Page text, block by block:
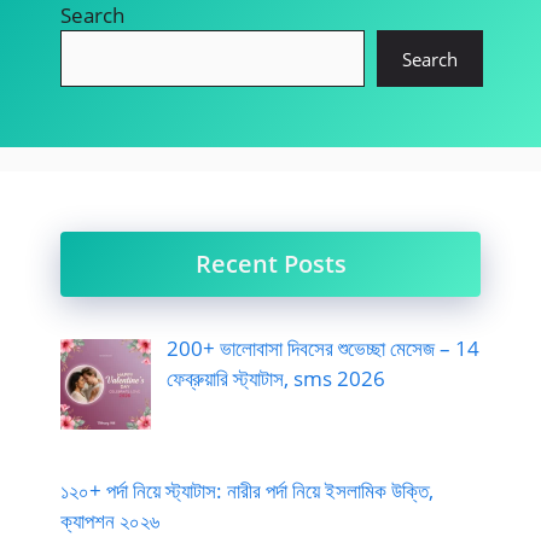
Search
Search
Recent Posts
200+ ভালোবাসা দিবসের শুভেচ্ছা মেসেজ – 14
ফেব্রুয়ারি স্ট্যাটাস, sms 2026
১২০+ পর্দা নিয়ে স্ট্যাটাস: নারীর পর্দা নিয়ে ইসলামিক উক্তি,
ক্যাপশন ২০২৬